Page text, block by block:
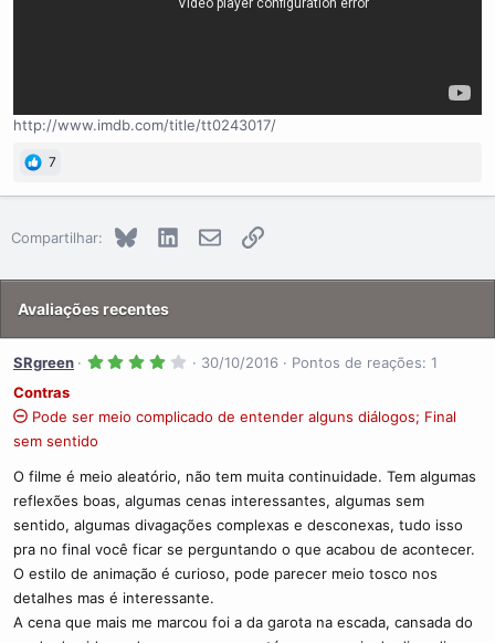
http://www.imdb.com/title/tt0243017/
7
Compartilhar: BlueskyLinkedInE-mailLink
Avaliações recentes
SRgreen
4
s
l
(
s
)
30/10/2016
Pontos de reações: 1
Contras
Pode ser meio complicado de entender alguns diálogos; Final
sem sentido
O filme é meio aleatório, não tem muita continuidade. Tem algumas
reflexões boas, algumas cenas interessantes, algumas sem
sentido, algumas divagações complexas e desconexas, tudo isso
pra no final você ficar se perguntando o que acabou de acontecer.
O estilo de animação é curioso, pode parecer meio tosco nos
detalhes mas é interessante.
A cena que mais me marcou foi a da garota na escada, cansada do